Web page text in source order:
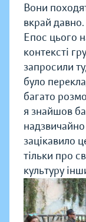
Вони
вкрай
Епос цього
контексті
запросили
було
багато
я знайшов
зацікавило
тільки про
культуру